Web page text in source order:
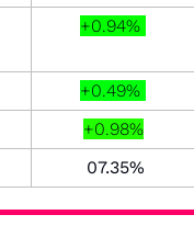
+0.94%
+0.49%
+0.98%
  07.35%